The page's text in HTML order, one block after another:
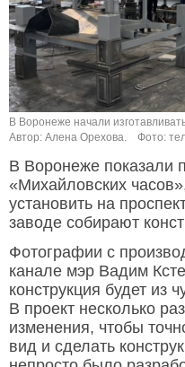
В Воронеже начали
Автор: Алена Орехова.
Фото:
В Воронеже показали
«Михайловских
установить на
заводе собирают
Фотографии с
канале мэр Вадим
конструкция будет из
В проект несколько
изменения, чтобы
вид и сделать